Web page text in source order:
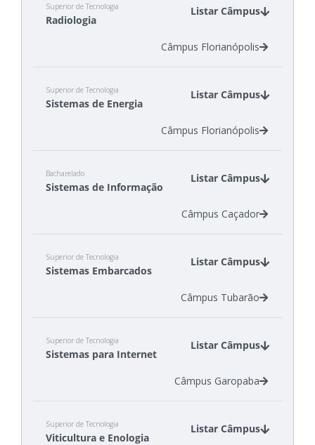
Câmpus São José
Superior de Tecnologia
Radiologia
Listar Câmpus
Câmpus Florianópolis
Superior de Tecnologia
Sistemas de Energia
Listar Câmpus
Câmpus Florianópolis
Bacharelado
Sistemas de Informação
Listar Câmpus
Câmpus Caçador
Superior de Tecnologia
Sistemas Embarcados
Listar Câmpus
Câmpus Tubarão
Superior de Tecnologia
Sistemas para Internet
Listar Câmpus
Câmpus Garopaba
Superior de Tecnologia
Viticultura e Enologia
Listar Câmpus